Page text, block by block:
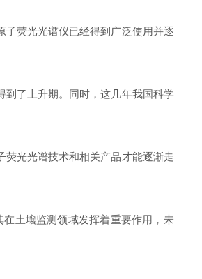
荧光光谱仪已经得到广泛使用并逐
了上升期。同时，这几年我国科学
光光谱技术和相关产品才能逐渐走
土壤监测领域发挥着重要作用，未